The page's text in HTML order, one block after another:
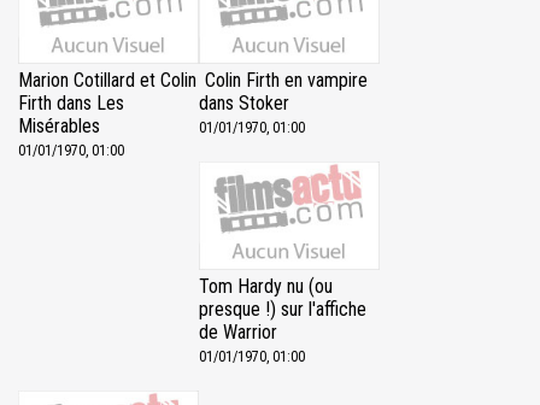
Marion Cotillard et Colin
Firth dans Les
Misérables
01/01/1970, 01:00
Colin Firth en vampire
dans Stoker
01/01/1970, 01:00
Tom Hardy nu (ou
presque !) sur l'affiche
de Warrior
01/01/1970, 01:00